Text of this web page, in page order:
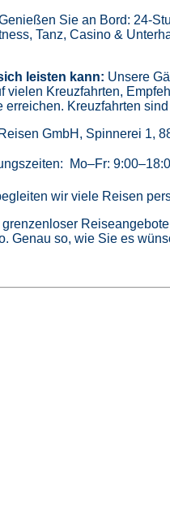
Sie an Bord: 24-
Tanz, Casino &
leisten kann: Unsere
vielen Kreuzfahrten,
Kreuzfahrten
GmbH, Spinnerei 1,
Mo–Fr:
wir viele Reisen
grenzenloser
Genau so, wie Sie es